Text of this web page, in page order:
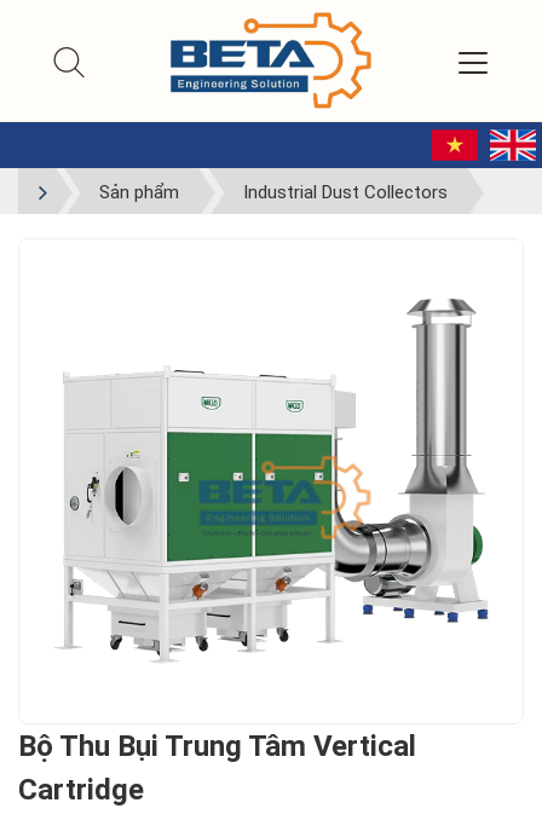
Sản phẩm Industrial Dust Collectors
Bộ Thu Bụi Trung Tâm Vertical
Cartridge